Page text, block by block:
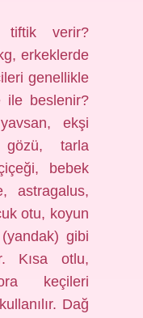
verir?
erkeklerde
genellikle
ile beslenir?
ekşi
tarla
bebek
astragalus,
otu, koyun
gibi
Kısa otlu,
keçileri
Dağ